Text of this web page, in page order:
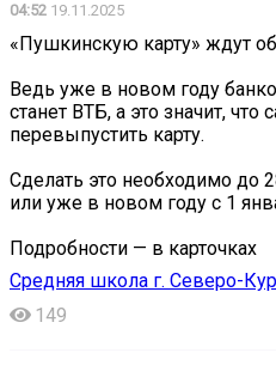
04:52 19.11.2025
«Пушкинскую карту» ждут
Ведь уже в новом году
станет ВТБ, а это значит, что
перевыпустить карту.
Сделать это необходимо до
или уже в новом году с 1
Подробности — в карточках ️
Средняя школа г. Северо-
149